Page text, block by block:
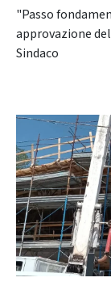
"Passo
approvazione
Sindaco